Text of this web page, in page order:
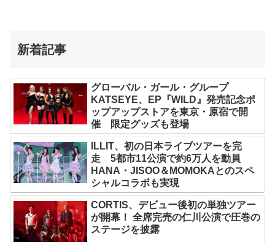
新着記事
グローバル・ガール・グループ
KATSEYE、EP『WILD』発売記念ポ
ップアップストアを東京・原宿で開
催 限定グッズも登場
ILLIT、初の日本ライブツアーを完
走 5都市11公演で約6万人を動員
HANA・JISOO＆MOMOKAとのスペ
シャルコラボも実現
CORTIS、デビュー後初の単独ツアー
が開幕！ 全席完売の仁川公演で圧巻の
ステージを披露